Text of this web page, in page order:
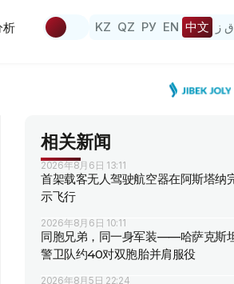
析 KZ QZ РУ EN 中文 ق ز
相关新闻
2026年8月6日 13:11
首架载客无人驾驶航空器在阿斯塔纳
示飞行
2026年8月6日 10:11
同胞兄弟，同一身军装——哈萨克斯
警卫队约40对双胞胎并肩服役
2026年8月5日 22:24